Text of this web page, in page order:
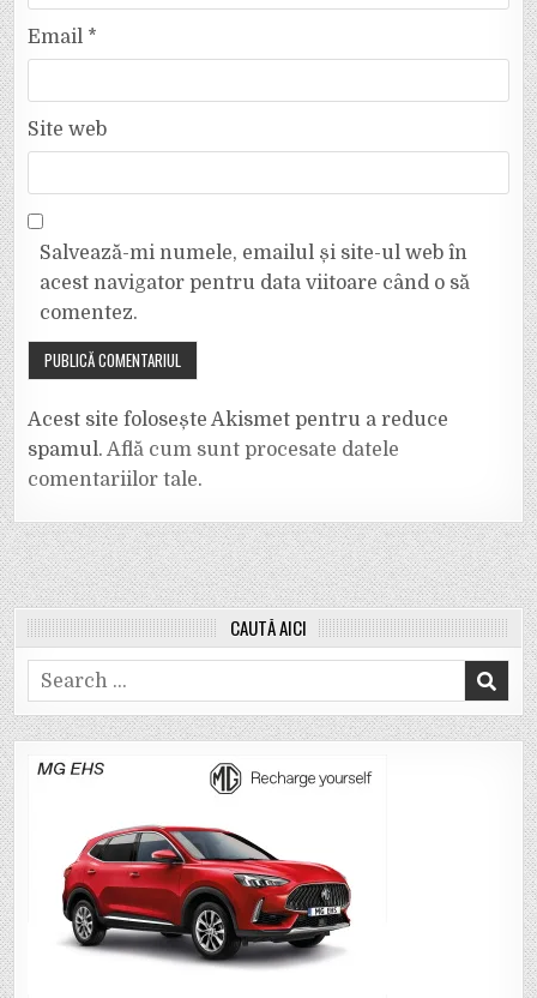
Email *
Site web
Salvează-mi numele, emailul și site-ul web în
acest navigator pentru data viitoare când o să
comentez.
Acest site folosește Akismet pentru a reduce
spamul.Află cum sunt procesate datele
comentariilor tale.
CAUTĂ AICI
Search
for: